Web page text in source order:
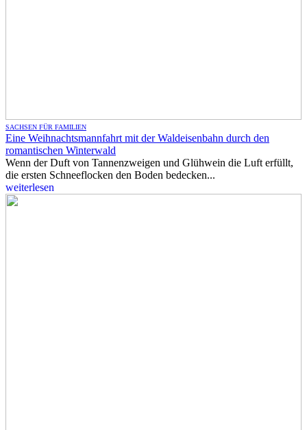
SACHSEN FÜR FAMILIEN
Eine Weihnachtsmannfahrt mit der Waldeisenbahn durch den
romantischen Winterwald
Wenn der Duft von Tannenzweigen und Glühwein die Luft erfüllt,
die ersten Schneeflocken den Boden bedecken...
weiterlesen